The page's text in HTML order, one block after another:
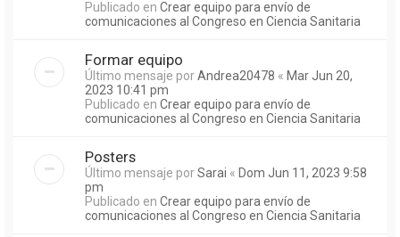
Publicado en Crear equipo para envío de
comunicaciones al Congreso en Ciencia Sanitaria
Formar equipo
Último mensaje porAndrea20478 « Mar Jun 20,
2023 10:41 pm
Publicado en Crear equipo para envío de
comunicaciones al Congreso en Ciencia Sanitaria
Posters
Último mensaje porSarai « Dom Jun 11, 2023 9:58
pm
Publicado en Crear equipo para envío de
comunicaciones al Congreso en Ciencia Sanitaria